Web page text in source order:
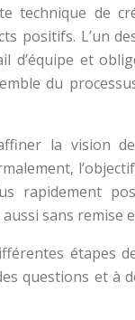
technique de
positifs. L’un
d’équipe et
du
la vision
rapidement
sans remise
étapes
questions et à